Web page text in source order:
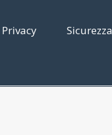
Privacy Sicurezza